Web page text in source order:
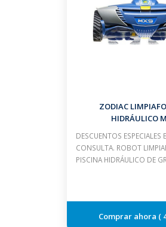
ZODIAC
HIDRÁULICO
DESCUENTOS ESPECIALES
CONSULTA. ROBOT
PISCINA HIDRÁULICO DE